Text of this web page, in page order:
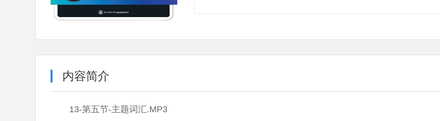
内容简介
13-第五节-主题词汇.MP3